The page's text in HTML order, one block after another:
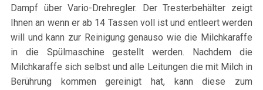
Dampf über Vario-Drehregler. Der Tresterbehälter zeigt
Ihnen an wenn er ab 14 Tassen voll ist und entleert werden
will und kann zur Reinigung genauso wie die Milchkaraffe
in die Spülmaschine gestellt werden. Nachdem die
Milchkaraffe sich selbst und alle Leitungen die mit Milch in
Berührung kommen gereinigt hat, kann diese zum